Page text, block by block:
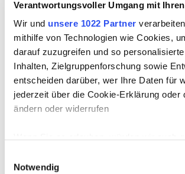
Verantwortungsvoller Umgang mit
Wir und unsere 1022 Partner
mithilfe von Technologien wie Cookies,
darauf zuzugreifen und so
Inhalten, Zielgruppenforschung sowie
entscheiden darüber, wer Ihre Daten für
jederzeit über die Cookie-Erklärung
ändern oder widerrufen
genau sein können
Notwendig